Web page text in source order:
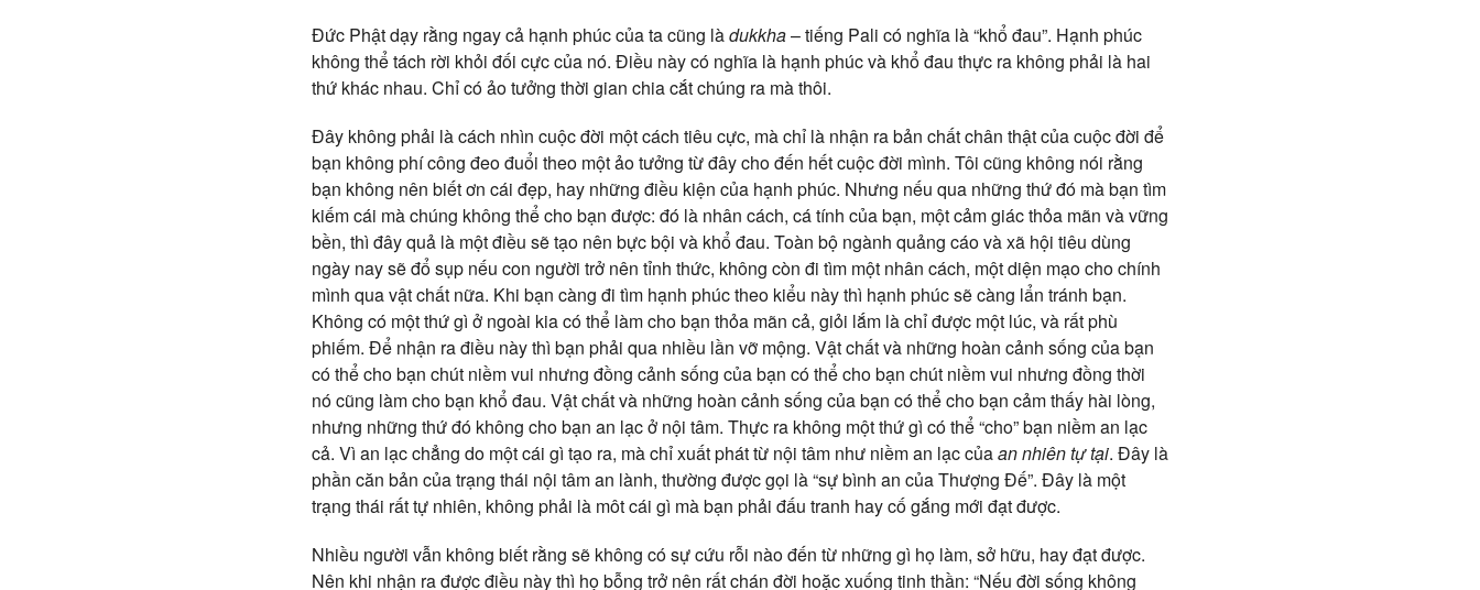
Đức Phật dạy rằng ngay cả hạnh phúc của ta cũng làdukkha– tiếng Pali có nghĩa là “khổ đau”. Hạnh phúc
không thể tách rời khỏi đối cực của nó. Điều này có nghĩa là hạnh phúc và khổ đau thực ra không phải là hai
thứ khác nhau. Chỉ có ảo tưởng thời gian chia cắt chúng ra mà thôi.
Đây không phải là cách nhìn cuộc đời một cách tiêu cực, mà chỉ là nhận ra bản chất chân thật của cuộc đời để
bạn không phí công đeo đuổi theo một ảo tưởng từ đây cho đến hết cuộc đời mình. Tôi cũng không nói rằng
bạn không nên biết ơn cái đẹp, hay những điều kiện của hạnh phúc. Nhưng nếu qua những thứ đó mà bạn tìm
kiếm cái mà chúng không thể cho bạn được: đó là nhân cách, cá tính của bạn, một cảm giác thỏa mãn và vững
bền, thì đây quả là một điều sẽ tạo nên bực bội và khổ đau. Toàn bộ ngành quảng cáo và xã hội tiêu dùng
ngày nay sẽ đổ sụp nếu con người trở nên tỉnh thức, không còn đi tìm một nhân cách, một diện mạo cho chính
mình qua vật chất nữa. Khi bạn càng đi tìm hạnh phúc theo kiểu này thì hạnh phúc sẽ càng lẩn tránh bạn.
Không có một thứ gì ở ngoài kia có thể làm cho bạn thỏa mãn cả, giỏi lắm là chỉ được một lúc, và rất phù
phiếm. Để nhận ra điều này thì bạn phải qua nhiều lần vỡ mộng. Vật chất và những hoàn cảnh sống của bạn
có thể cho bạn chút niềm vui nhưng đồng cảnh sống của bạn có thể cho bạn chút niềm vui nhưng đồng thời
nó cũng làm cho bạn khổ đau. Vật chất và những hoàn cảnh sống của bạn có thể cho bạn cảm thấy hài lòng,
nhưng những thứ đó không cho bạn an lạc ở nội tâm. Thực ra không một thứ gì có thể “cho” bạn niềm an lạc
cả. Vì an lạc chẳng do một cái gì tạo ra, mà chỉ xuất phát từ nội tâm như niềm an lạc củaan nhiên tự tại. Đây là
phần căn bản của trạng thái nội tâm an lành, thường được gọi là “sự bình an của Thượng Đế”. Đây là một
trạng thái rất tự nhiên, không phải là môt cái gì mà bạn phải đấu tranh hay cố gắng mới đạt được.
Nhiều người vẫn không biết rằng sẽ không có sự cứu rỗi nào đến từ những gì họ làm, sở hữu, hay đạt được.
Nên khi nhận ra được điều này thì họ bỗng trở nên rất chán đời hoặc xuống tinh thần: “Nếu đời sống không